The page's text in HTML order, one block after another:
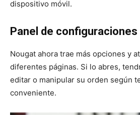
dispositivo móvil.
Panel de configuraciones
Nougat ahora trae más opciones y
diferentes páginas. Si lo abres,
editar o manipular su orden según
conveniente.